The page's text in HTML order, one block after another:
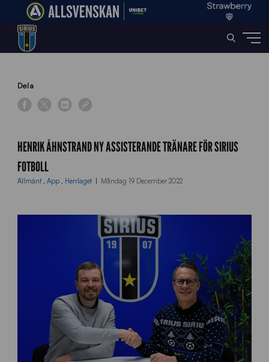
Home»
Dela
HENRIK ÅHNSTRAND NY ASSISTERANDE TRÄNARE FÖR SIRIUS
FOTBOLL
Allmänt , App , Herrlaget Måndag 19 December 2022